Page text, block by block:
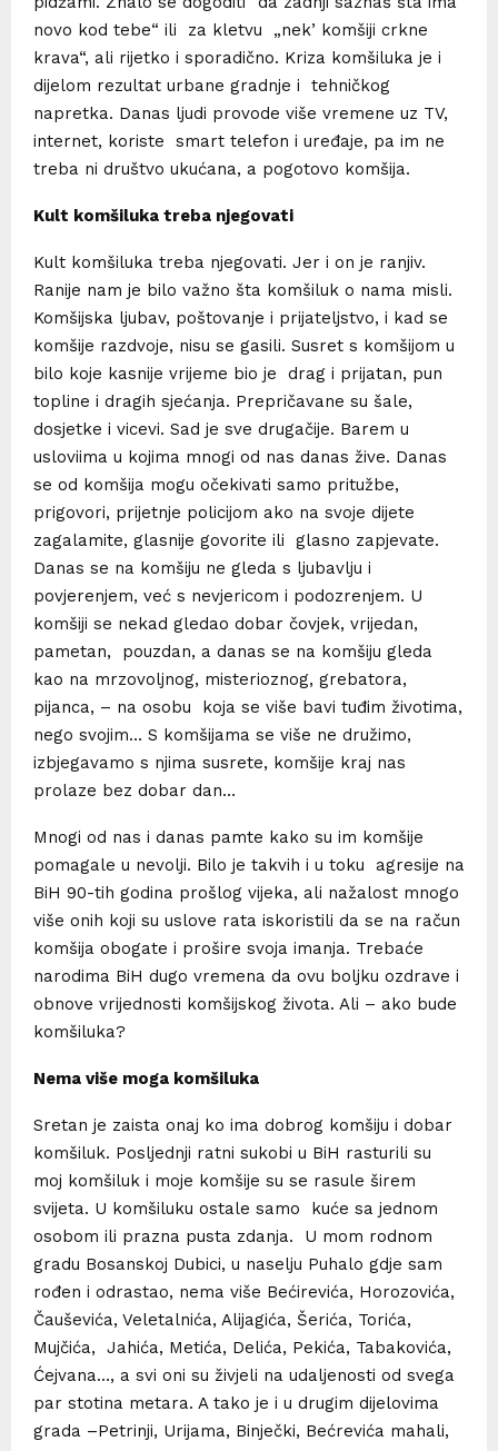
novo kod tebe“ ili za kletvu „nek’ komšiji crkne
krava“, ali rijetko i sporadično. Kriza komšiluka je i
dijelom rezultat urbane gradnje i tehničkog
napretka. Danas ljudi provode više vremene uz TV,
internet, koriste smart telefon i uređaje, pa im ne
treba ni društvo ukućana, a pogotovo komšija.
Kult komšiluka treba njegovati
Kult komšiluka treba njegovati. Jer i on je ranjiv.
Ranije nam je bilo važno šta komšiluk o nama misli.
Komšijska ljubav, poštovanje i prijateljstvo, i kad se
komšije razdvoje, nisu se gasili. Susret s komšijom u
bilo koje kasnije vrijeme bio je drag i prijatan, pun
topline i dragih sjećanja. Prepričavane su šale,
dosjetke i vicevi. Sad je sve drugačije. Barem u
usloviima u kojima mnogi od nas danas žive. Danas
se od komšija mogu očekivati samo pritužbe,
prigovori, prijetnje policijom ako na svoje dijete
zagalamite, glasnije govorite ili glasno zapjevate.
Danas se na komšiju ne gleda s ljubavlju i
povjerenjem, već s nevjericom i podozrenjem. U
komšiji se nekad gledao dobar čovjek, vrijedan,
pametan, pouzdan, a danas se na komšiju gleda
kao na mrzovoljnog, misterioznog, grebatora,
pijanca, – na osobu koja se više bavi tuđim životima,
nego svojim… S komšijama se više ne družimo,
izbjegavamo s njima susrete, komšije kraj nas
prolaze bez dobar dan…
Mnogi od nas i danas pamte kako su im komšije
pomagale u nevolji. Bilo je takvih i u toku agresije na
BiH 90-tih godina prošlog vijeka, ali nažalost mnogo
više onih koji su uslove rata iskoristili da se na račun
komšija obogate i prošire svoja imanja. Trebaće
narodima BiH dugo vremena da ovu boljku ozdrave i
obnove vrijednosti komšijskog života. Ali – ako bude
komšiluka?
Nema više moga komšiluka
Sretan je zaista onaj ko ima dobrog komšiju i dobar
komšiluk. Posljednji ratni sukobi u BiH rasturili su
moj komšiluk i moje komšije su se rasule širem
svijeta. U komšiluku ostale samo kuće sa jednom
osobom ili prazna pusta zdanja. U mom rodnom
gradu Bosanskoj Dubici, u naselju Puhalo gdje sam
rođen i odrastao, nema više Bećirevića, Horozovića,
Čauševića, Veletalnića, Alijagića, Šerića, Torića,
Mujčića, Jahića, Metića, Delića, Pekića, Tabakovića,
Ćejvana…, a svi oni su živjeli na udaljenosti od svega
par stotina metara. A tako je i u drugim dijelovima
grada –Petrinji, Urijama, Binječki, Bećrevića mahali,